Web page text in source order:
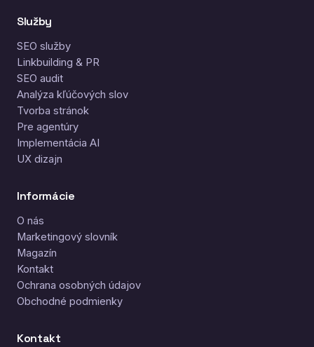
Služby
SEO služby
Linkbuilding & PR
SEO audit
Analýza kľúčových slov
Tvorba stránok
Pre agentúry
Implementácia AI
UX dizajn
Informácie
O nás
Marketingový slovník
Magazín
Kontakt
Ochrana osobných údajov
Obchodné podmienky
Kontakt